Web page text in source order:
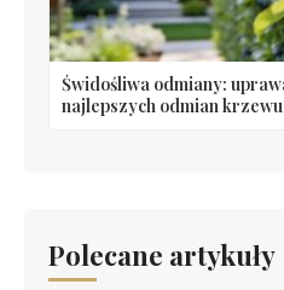
Świdośliwa odmiany:
najlepszych odmian krzewu
Polecane artykuły